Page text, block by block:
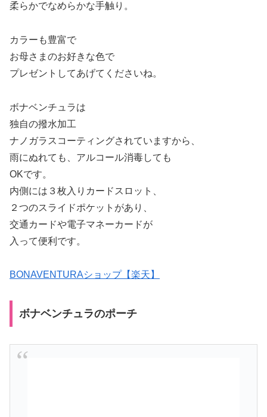
柔らかでなめらかな手触り。
カラーも豊富で
お母さまのお好きな色で
プレゼントしてあげてくださいね。
ボナベンチュラは
独自の撥水加工
ナノガラスコーティングされていますから、
雨にぬれても、アルコール消毒しても
OKです。
内側には３枚入りカードスロット、
２つのスライドポケットがあり、
交通カードや電子マネーカードが
入って便利です。
BONAVENTURAショップ【楽天】
ボナベンチュラのポーチ